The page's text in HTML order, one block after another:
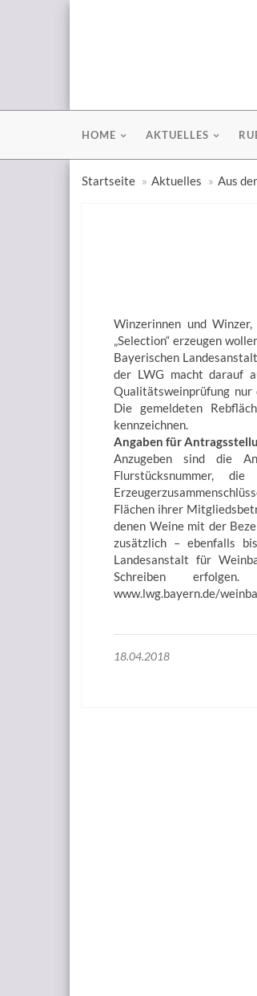
HOME AKTUELLES
Startseite Aktuelles Aus
Winzerinnen und
„Selection“ erzeugen
Bayerischen
der LWG macht darauf
Qualitätsweinprüfung nur
Die gemeldeten
kennzeichnen.
Angaben für
Anzugeben sind die
Flurstücksnummer,
Flächen ihrer
denen Weine mit der
zusätzlich – ebenfalls
Landesanstalt für
Schreiben
www.lwg.bayern.de/
18.04.2018